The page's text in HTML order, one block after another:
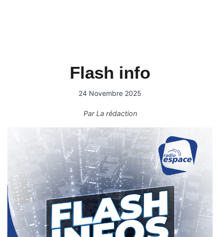
Flash info
24 Novembre 2025
ParLa rédaction